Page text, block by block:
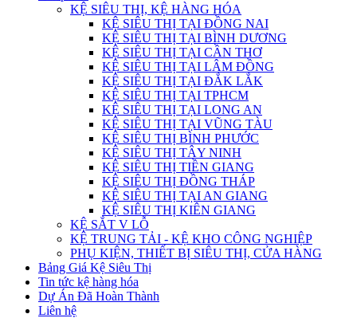
KỆ SIÊU THỊ, KỆ HÀNG HÓA
KỆ SIÊU THỊ TẠI ĐỒNG NAI
KỆ SIÊU THỊ TẠI BÌNH DƯƠNG
KỆ SIÊU THỊ TẠI CẦN THƠ
KỆ SIÊU THỊ TẠI LÂM ĐỒNG
KỆ SIÊU THỊ TẠI ĐẮK LẮK
KỆ SIÊU THỊ TẠI TPHCM
KỆ SIÊU THỊ TẠI LONG AN
KỆ SIÊU THỊ TẠI VŨNG TÀU
KỆ SIÊU THỊ BÌNH PHƯỚC
KỆ SIÊU THỊ TÂY NINH
KỆ SIÊU THỊ TIỀN GIANG
KỆ SIÊU THỊ ĐỒNG THÁP
KỆ SIÊU THỊ TẠI AN GIANG
KỆ SIÊU THỊ KIÊN GIANG
KỆ SẮT V LỖ
KỆ TRUNG TẢI - KỆ KHO CÔNG NGHIỆP
PHỤ KIỆN, THIẾT BỊ SIÊU THỊ, CỬA HÀNG
Bảng Giá Kệ Siêu Thị
Tin tức kệ hàng hóa
Dự Án Đã Hoàn Thành
Liên hệ